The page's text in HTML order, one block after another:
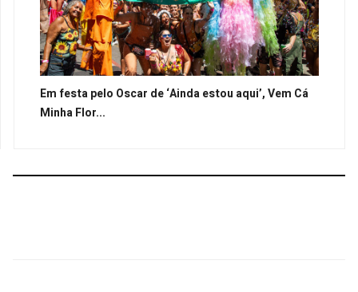
Em festa pelo Oscar de ‘Ainda estou aqui’, Vem Cá
Minha Flor...